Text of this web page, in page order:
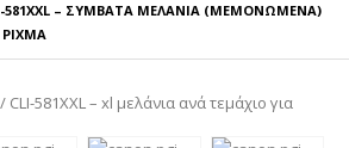
581XXL – ΣΥΜΒΑΤΆ ΜΕΛΆΝΙΑ (ΜΕΜΟΝΩΜΈΝΑ)